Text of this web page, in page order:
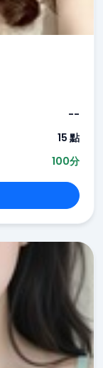
--
15 點
100分